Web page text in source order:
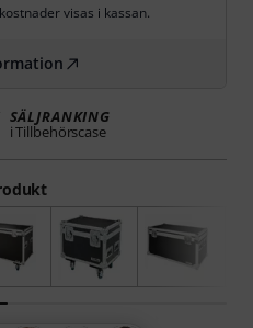
visas i kassan.
SÄLJRANKING
i Tillbehörscase